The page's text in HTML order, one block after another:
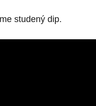
studený dip.